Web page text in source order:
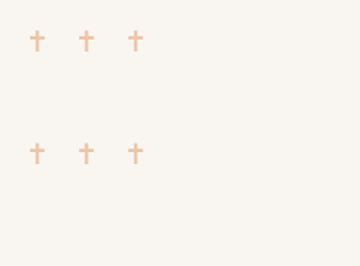
✝ ✝ ✝
✝ ✝ ✝